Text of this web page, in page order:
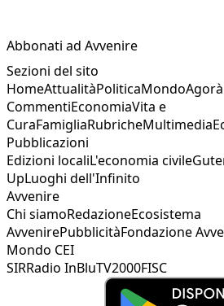
Abbonati ad Avvenire
Sezioni del sito
HomeAttualitàPoliticaMondoAgorà
CommentiEconomiaVita e
CuraFamigliaRubricheMultimedia
Pubblicazioni
Edizioni localiL'economia civile
UpLuoghi dell'Infinito
Avvenire
Chi siamoRedazioneEcosistema
AvvenirePubblicitàFondazione
Mondo CEI
SIRRadio InBluTV2000FISC